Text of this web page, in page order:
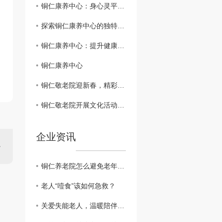
铜仁康养中心：身心灵平衡的..场所
探索铜仁康养中心的独特之处
铜仁康养中心：提升健康生活质量的理想去处
铜仁康养中心
铜仁敬老院迎新春，精彩活动温暖老有所依
铜仁敬老院开展文化活动，丰富老年生活
企业资讯
铜仁养老院怎么避免老年人的孤单？
老人“噎食”该如何急救？
关爱失能老人，温暖陪伴从细节开始